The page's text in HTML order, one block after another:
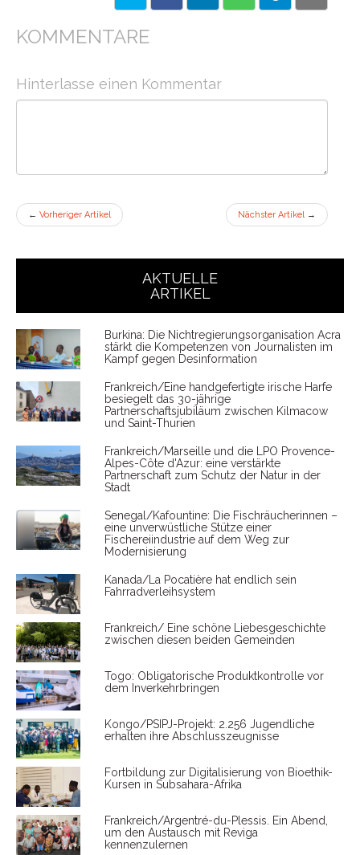
KOMMENTARE
Hinterlasse einen Kommentar
← Vorheriger Artikel Nächster Artikel →
AKTUELLE
ARTIKEL
Burkina: Die Nichtregierungsorganisation Acra
stärkt die Kompetenzen von Journalisten im
Kampf gegen Desinformation
Frankreich/Eine handgefertigte irische Harfe
besiegelt das 30-jährige
Partnerschaftsjubiläum zwischen Kilmacow
und Saint-Thurien
Frankreich/Marseille und die LPO Provence-
Alpes-Côte d'Azur: eine verstärkte
Partnerschaft zum Schutz der Natur in der
Stadt
Senegal/Kafountine: Die Fischräucherinnen –
eine unverwüstliche Stütze einer
Fischereiindustrie auf dem Weg zur
Modernisierung
Kanada/La Pocatière hat endlich sein
Fahrradverleihsystem
Frankreich/ Eine schöne Liebesgeschichte
zwischen diesen beiden Gemeinden
Togo: Obligatorische Produktkontrolle vor
dem Inverkehrbringen
Kongo/PSIPJ-Projekt: 2.256 Jugendliche
erhalten ihre Abschlusszeugnisse
Fortbildung zur Digitalisierung von Bioethik-
Kursen in Subsahara-Afrika
Frankreich/Argentré-du-Plessis. Ein Abend,
um den Austausch mit Reviga
kennenzulernen